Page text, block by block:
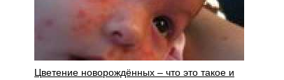
Цветение новорождённых – что это такое и